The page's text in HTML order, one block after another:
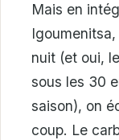
Mais en
nuit (et oui,
sous les 30
saison), on
coup. Le